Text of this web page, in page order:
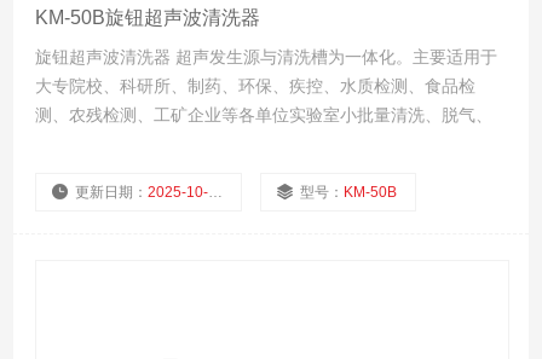
KM-50B旋钮超声波清洗器
旋钮超声波清洗器 超声发生源与清洗槽为一体化。主要适用于
大专院校、科研所、制药、环保、疾控、水质检测、食品检
测、农残检测、工矿企业等各单位实验室小批量清洗、脱气、
更新日期：2025-10-08 型号： KM-50B